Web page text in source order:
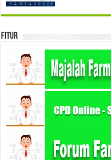
Fitur